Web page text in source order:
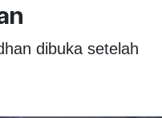
dibuka setelah